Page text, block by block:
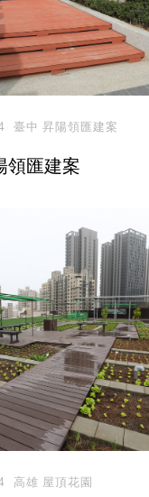
臺中 昇陽領匯建案
領匯建案
高雄 屋頂花園